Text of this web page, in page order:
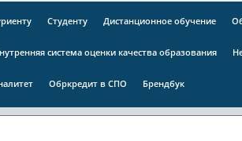
Студенту Дистанционное обучение
система оценки качества образования
Обркредит в СПО Брендбук